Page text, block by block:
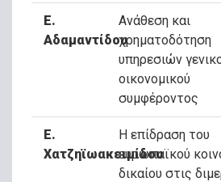
Ε.
Αδαμαντίδου
Ανάθεση και
χρηματοδότηση
υπηρεσιών
οικονομικού
συμφέροντος
Ε.
Χατζηϊωακειμίδου
Η επίδραση του
ευρωπαϊκού
δικαίου στις